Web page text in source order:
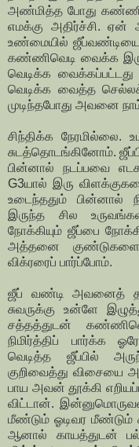
அண்மித்த போது
எமக்கு அதிர்ச்சி. ஏன்
உண்மையில் ஜீப்வண்டியை
கண்ணிவெடி வைக்க
வெடிக்க
வெடிக்க வைத்த
முடிந்தபோது அவனை
சிந்திக்க நேரமில்லை.
சுடத்தொடங்கினோம்.
பின்னால் நடப்பவை
G3யால் இரு
உடைந்ததும் பின்னால்
இருந்த சில
நோக்கியும் ஜீப்பை
அத்தனை
விக்ரரைப் பார்ப்போம்.
ஜீப் வண்டி அவனைத்
சுவருக்கு உன்ளே
சத்தத்துடன்
நிமிர்த்திப் பார்க்க
வெடித்த ஜீப்பில்
குறிவைத்து விசையை
பாய அவன் தூக்கி
விட்டான்.
மீண்டும் ஓடிவர
ஆனால் காயத்துடன்